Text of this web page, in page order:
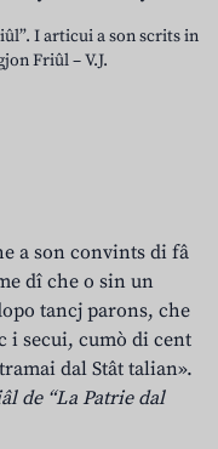
I articui a son scrits in
Friûl – V.J.
a son convints di fâ
dî che o sin un
tancj parons, che
i secui, cumò di cent
dal Stât talian».
de “La Patrie dal